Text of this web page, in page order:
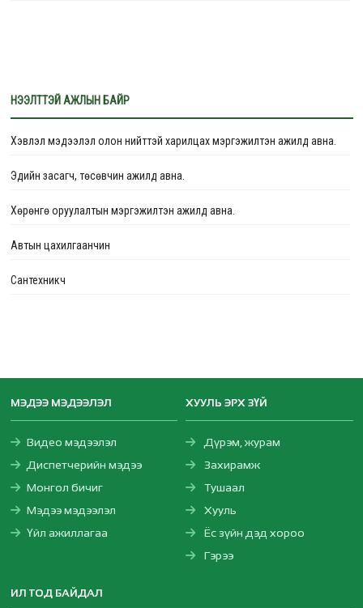
НЭЭЛТТЭЙ АЖЛЫН БАЙР
Хэвлэл мэдээлэл олон нийттэй харилцах мэргэжилтэн ажилд авна.
Эдийн засагч, төсөвчин ажилд авна.
Хөрөнгө оруулалтын мэргэжилтэн ажилд авна.
Автын цахилгаанчин
Сантехникч
МЭДЭЭ МЭДЭЭЛЭЛ
Видео мэдээлэл
Диспетчерийн мэдээ
Монгол бичиг
Мэдээ мэдээлэл
Үйл ажиллагаа
ХУУЛЬ ЭРХ ЗҮЙ
Дүрэм, журам
Захирамж
Тушаал
Хууль
Ёс зүйн дэд хороо
Гэрээ
ИЛ ТОД БАЙДАЛ